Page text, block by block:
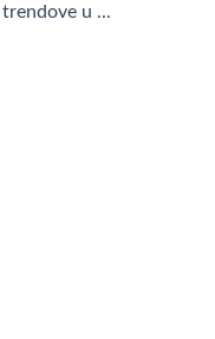
u ...